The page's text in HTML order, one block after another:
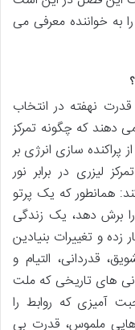
به خواننده معرفی می
نهفته در انتخاب
دهند که چگونه تمرکز
پراکنده سازی انرژی بر
لیزری در برابر نور
همانطور که یک پرتو
را برش دهد، یک زندگی
زده و تغییرات بنیادین
قدردانی، التیام و
های تاریخی که ملت
آمیزی که روابط را
ملموس، قدرت بی